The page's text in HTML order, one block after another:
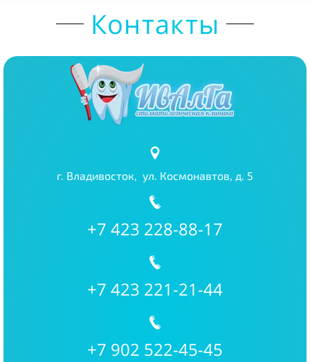
Контакты
г. Владивосток, ул. Космонавтов, д. 5
+7 423 228-88-17
+7 423 221-21-44
+7 902 522-45-45